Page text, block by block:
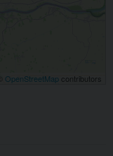
OpenStreetMap contributors